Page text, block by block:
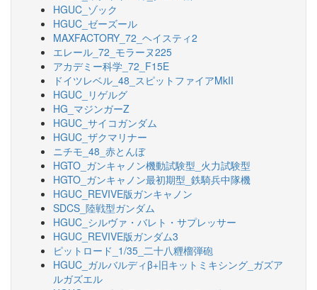
HGUC_ゾック
HGUC_ゼーズール
MAXFACTORY_72_ヘイスティ2
エレール_72_モラーヌ225
アカデミー科学_72_F15E
ドイツレベル_48_スピットファイアMkII
HGUC_リゲルグ
HG_マジンガーZ
HGUC_サイコガンダム
HGUC_ザクマリナー
ニチモ_48_赤とんぼ
HGTO_ガンキャノン機動試験型_火力試験型
HGTO_ガンキャノン最初期型_鉄騎兵中隊機
HGUC_REVIVE版ガンキャノン
SDCS_陸戦型ガンダム
HGUC_シルヴァ・バレト・サプレッサー
HGUC_REVIVE版ガンダム3
ピットロード_1/35_二十八糎榴弾砲
HGUC_ガルバルディβ+旧キットミキシング_ガズア
ルガズエル